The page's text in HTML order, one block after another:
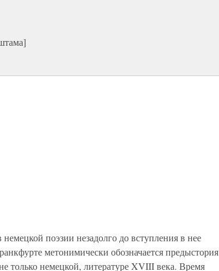
поэзии незадолго до вступления в нее
метонимически обозначается предыстория
только немецкой, литературе XVIII века. Время